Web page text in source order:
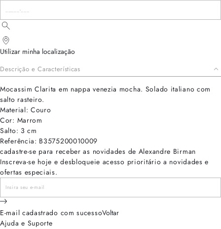
Utilizar minha localização
Descrição e Características
Mocassim Clarita em nappa venezia mocha. Solado italiano com
salto rasteiro.
Material: Couro
Cor: Marrom
Salto: 3 cm
Referência: B3575200010009
cadastre-se para receber as novidades de Alexandre Birman
Inscreva-se hoje e desbloqueie acesso prioritário a novidades e
ofertas especiais.
E-mail cadastrado com sucessoVoltar
Ajuda e Suporte